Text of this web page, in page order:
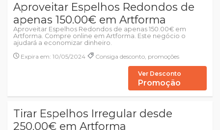
Aproveitar Espelhos Redondos de
apenas 150.00€ em Artforma
Aproveitar Espelhos Redondos de apenas 150.00€ em
Artforma. Compre online em Artforma. Este negócio o
ajudará a economizar dinheiro.
Expira em: 10/05/2024
Consiga desconto, promoções
Ver Desconto
Promoção
Tirar Espelhos Irregular desde
250.00€ em Artforma